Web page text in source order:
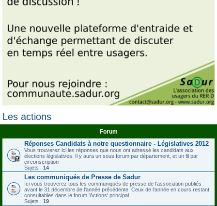
Les actions
Forum
Réponses Candidats à notre questionnaire - Législatives 2012
Vous trouverez ici les réponses que nous ont adressé les candidats aux
élections législatives. Il y aura un sous forum par département, et un fil par
circonscription
Sujets : 14
Les communiqués de Presse de Sadur
Ici vous trouverez tous les communiqués de presse de l'association publiés
avant le 31 décembre de l'année précédente. Ceux de l'année en cours restant
consultables dans le forum 'Actions' principal
Sujets : 19